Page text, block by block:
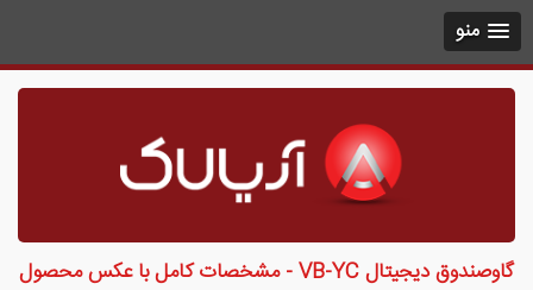
منو
گاوصندوق دیجیتال VB-YC - مشخصات کامل با عکس محصول